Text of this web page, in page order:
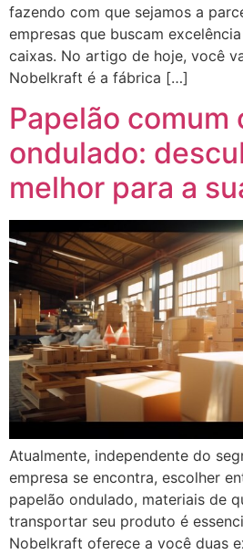
fazendo com que sejamos a
empresas que buscam
caixas. No artigo de hoje, você
Nobelkraft é a fábrica […]
Papelão comum
ondulado:
melhor para a
Atualmente, independente do
empresa se encontra, escolher
papelão ondulado, materiais de
transportar seu produto é
Nobelkraft oferece a você duas